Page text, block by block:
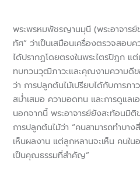
พระพรหมพัชรญานมุนี (พระอาจารย์
ทัศ” ว่าเป็นเสมือนเครื่องตรวจสอบ
ได้ปรากฏโดยตรงในพระไตรปิฎก แ
ทบทวนวุฒิภาวะและคุณงามความดี
ว่า การปลูกต้นไม้เปรียบได้กับการภา
สม่ำเสมอ ความอดทน และการดูแลเอ
นอกจากนี้ พระอาจารย์ยังสะท้อนมิติ
การปลูกต้นไม้ว่า “คนสามารถทำบา
เห็นผลงาน แต่ลูกหลานจะเห็น คนใ
เป็นคุณธรรมที่สำคัญ”